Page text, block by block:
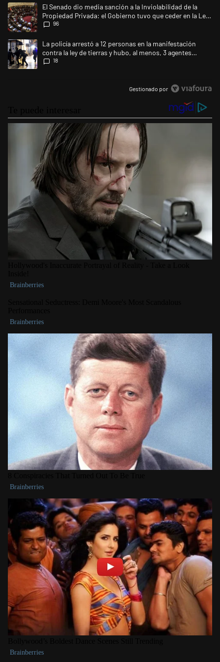
Un artículo de tendencia con el título "El Senado dio media sanción a
El Senado dio media sanción a la Inviolabilidad de la
Propiedad Privada: el Gobierno tuvo que ceder en la Ley
del Manejo del Fuego
96
Un artículo de tendencia con el título "La policía arrestó a 12
La policía arrestó a 12 personas en la manifestación
contra la ley de tierras y hubo, al menos, 3 agentes
heridos
18
Gestionado por